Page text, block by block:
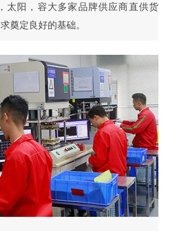
太阳，容大多家品牌供应商直供货
奠定良好的基础。